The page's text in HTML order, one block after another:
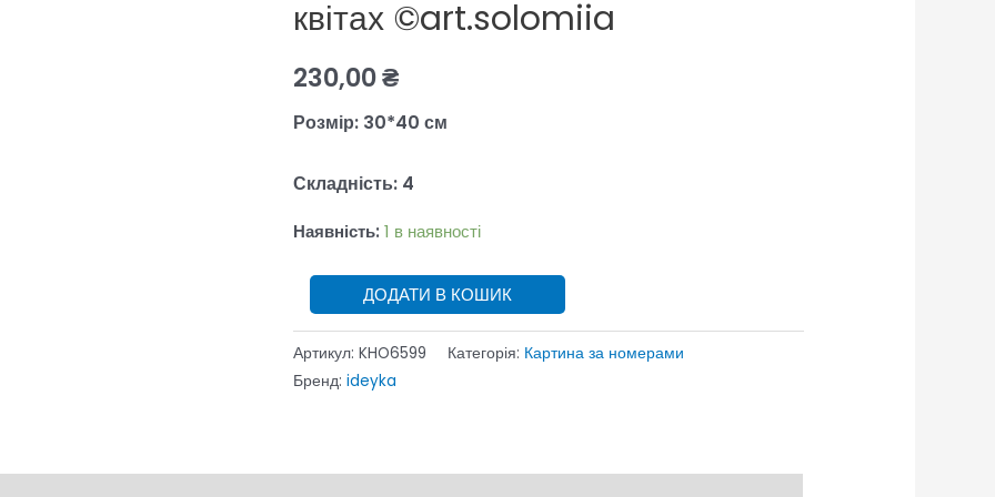
квітах ©art.solomiia
230,00₴
Розмір: 30*40 см
Складність: 4
Наявність: 1 в наявності
номерами
-
Котик
у
©art.solomiia
ДОДАТИ В КОШИК
Артикул: KHO6599 Категорія: Картина за номерами
Бренд: ideyka